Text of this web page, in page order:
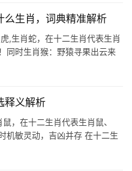
么生肖，词典精准解析
,生肖蛇，在十二生肖代表生肖
同时生肖猴：野猿寻果出云来
2024甲辰年“龙猴三合”的运
释义解析
，在十二生肖代表生肖鼠、
机敏灵动，吉凶并存 在十二生
年，部分人可能因过度谨慎